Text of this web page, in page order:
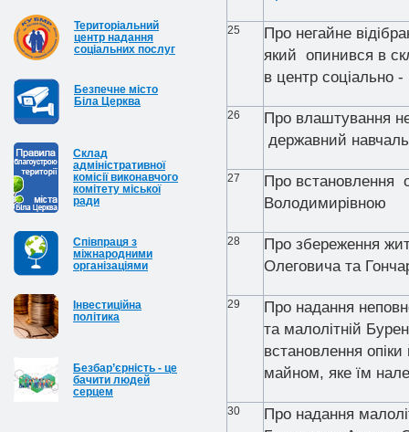
Територіальний
центр надання
соціальних послуг
Безпечне місто
Біла Церква
Cклад
адміністративної
комісії виконавчого
комітету міської
ради
Співпраця з
міжнародними
організаціями
Інвестиційна
політика
Безбар’єрність - це
бачити людей
серцем
25
Про негайне
який опинився в
в центр соціально -
26
Про влаштування
державний
27
Про встановлення
Володимирівною
28
Про збереження
Олеговича та
29
Про надання
та малолітній
встановлення
майном, яке їм
30
Про надання